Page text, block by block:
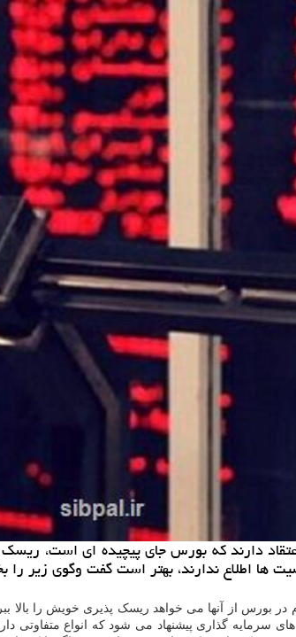
دارند كه بورس جای پیچیده ای است،
اطلاع ندارند، بهتر است گفت وگوی زیر را
بورس از آنها می خواهد ریسک پذیری خویش را بالا
تومان، صندوق های سرمایه گذاری پیشنهاد می شود که